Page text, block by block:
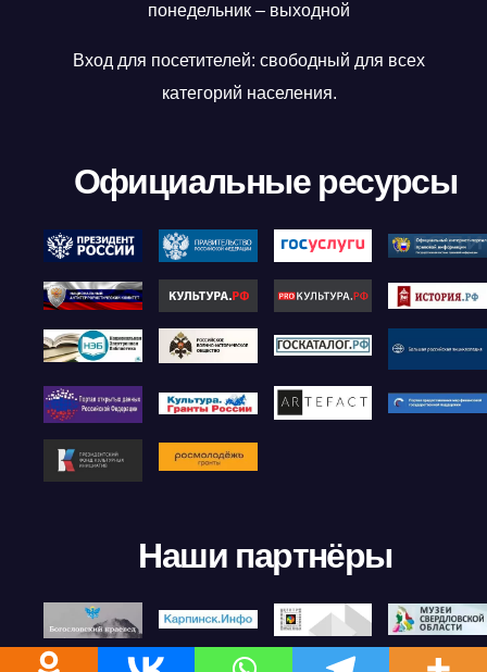
понедельник – выходной
Вход для посетителей: свободный для всех
категорий населения.
Официальные ресурсы
Наши партнёры